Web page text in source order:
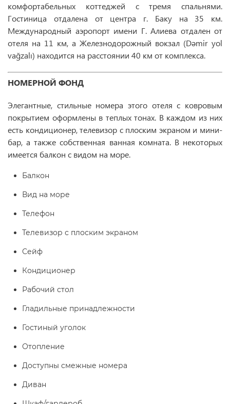
комфортабельных коттеджей с тремя спальнями.
Гостиница отдалена от центра г. Баку на 35 км.
Международный аэропорт имени Г. Алиева отдален от
отеля на 11 км, а Железнодорожный вокзал (Dəmir yol
vağzalı) находится на расстоянии 40 км от комплекса.
НОМЕРНОЙ ФОНД
Элегантные, стильные номера этого отеля с ковровым
покрытием оформлены в теплых тонах. В каждом из них
есть кондиционер, телевизор с плоским экраном и мини-
бар, а также собственная ванная комната. В некоторых
имеется балкон с видом на море.
Балкон
Вид на море
Телефон
Телевизор с плоским экраном
Сейф
Кондиционер
Рабочий стол
Гладильные принадлежности
Гостиный уголок
Отопление
Доступны смежные номера
Диван